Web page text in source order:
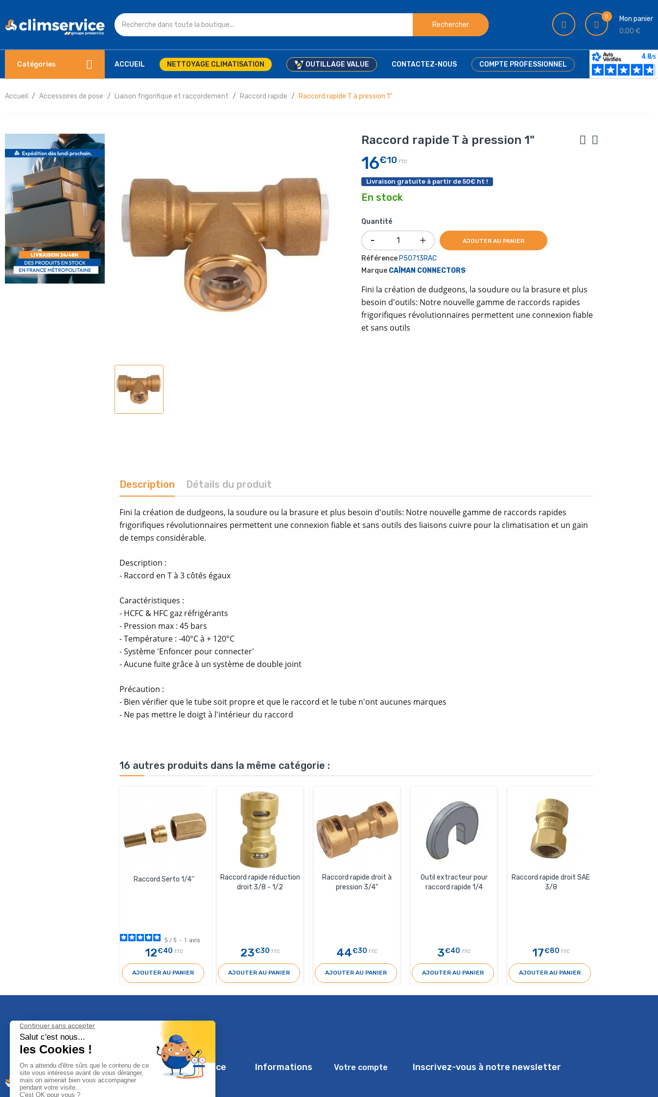
Rechercher
0
Mon panier
0,00 €
Catégories ACCUEIL NETTOYAGE CLIMATISATION OUTILLAGE VALUE CONTACTEZ-NOUS COMPTE PROFESSIONNEL
Accueil Accessoires de pose Liaison frigorifique et raccordement Raccord rapide Raccord rapide T à pression 1"
Raccord rapide T à pression 1"
16€10 TTC
Livraison gratuite à partir de 50€ ht !
En stock
Quantité
AJOUTER AU PANIER
Référence P50713RAC
Marque CAÎMAN CONNECTORS
Fini la création de dudgeons, la soudure ou la brasure et plus
besoin d'outils: Notre nouvelle gamme de raccords rapides
frigorifiques révolutionnaires permettent une connexion fiable
et sans outils
Description Détails du produit
Fini la création de dudgeons, la soudure ou la brasure et plus besoin d'outils: Notre nouvelle gamme de raccords rapides
frigorifiques révolutionnaires permettent une connexion fiable et sans outils des liaisons cuivre pour la climatisation et un gain
de temps considérable.
Description :
- Raccord en T à 3 côtés égaux
Caractéristiques :
- HCFC & HFC gaz réfrigérants
- Pression max : 45 bars
- Température : -40°C à + 120°C
- Système 'Enfoncer pour connecter'
- Aucune fuite grâce à un système de double joint
Précaution :
- Bien vérifier que le tube soit propre et que le raccord et le tube n'ont aucunes marques
- Ne pas mettre le doigt à l'intérieur du raccord
16 autres produits dans la même catégorie :
Raccord Serto 1/4’’
5 / 5 - 1 avis
12€40 TTC
AJOUTER AU PANIER
Raccord rapide réduction
droit 3/8 - 1/2
23€30 TTC
AJOUTER AU PANIER
Raccord rapide droit à
pression 3/4"
44€30 TTC
AJOUTER AU PANIER
Outil extracteur pour
raccord rapide 1/4
3€40 TTC
AJOUTER AU PANIER
Raccord rapide droit SAE
3/8
17€80 TTC
AJOUTER AU PANIER
Climservice Informations Votre compte Inscrivez-vous à notre newsletter